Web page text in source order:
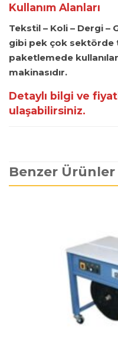
Kullanım Alanları
Tekstil – Koli – Dergi –
gibi pek çok sektörde
paketlemede
makinasıdır.
Detaylı bilgi ve
ulaşabilirsiniz.
Benzer Ürünler